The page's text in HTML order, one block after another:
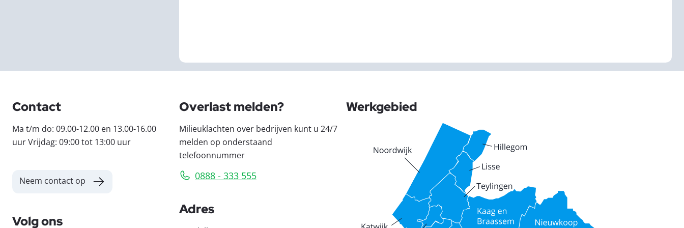
Contact
Ma t/m do: 09.00-12.00 en 13.00-16.00
uur Vrijdag: 09:00 tot 13:00 uur
Neem contact op
Volg ons
Overlast melden?
Milieuklachten over bedrijven kunt u 24/7
melden op onderstaand
telefoonnummer
0888 - 333 555
Adres
Werkgebied